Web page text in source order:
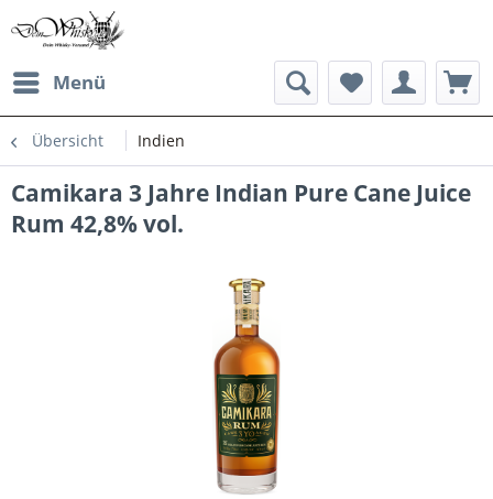
Menü
Übersicht Indien
Camikara 3 Jahre Indian Pure Cane Juice
Rum 42,8% vol.